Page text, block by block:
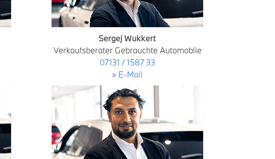
Sergej Wukkert
Verkaufsberater Gebrauchte Automobile
07131 / 1587 33
» E-Mail